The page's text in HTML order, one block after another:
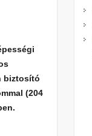
biztosító
(204